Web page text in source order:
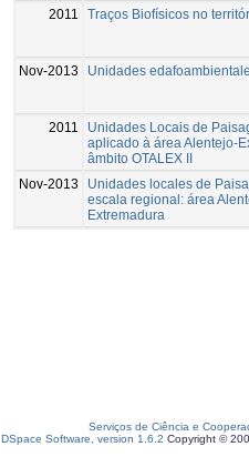
2011 Traços Biofísicos no
Nov-2013 Unidades
2011
Unidades Locais de
aplicado à área Alentejo-
âmbito OTALEX II
Nov-2013
Unidades locales de
escala regional: área
Extremadura
Serviços de Ciência e
DSpace Software, version 1.6.2 Copyright ©